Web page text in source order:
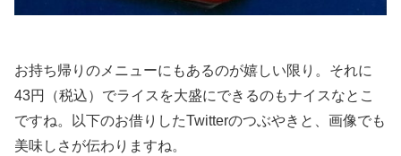
お持ち帰りのメニューにもあるのが嬉しい限り。それに
43円（税込）でライスを大盛にできるのもナイスなとこ
ですね。以下のお借りしたTwitterのつぶやきと、画像でも
美味しさが伝わりますね。